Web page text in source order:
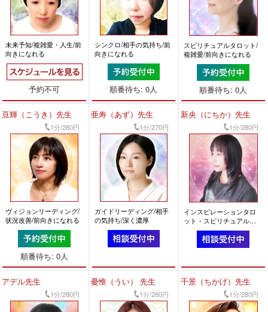
未来予知/複雑愛・人生/前
向きになれる
予約不可
シンクロ/相手の気持ち/前
向きになれる
順番待ち: 0人
スピリチュアルタロット/
複雑愛/前向きになれる
順番待ち: 0人
亘輝（こうき）先生
1分/280円
ヴィジョンリーディング/
状況改善/前向きになれる
順番待ち: 0人
亜寿（あず）先生
1分/270円
ガイドリーディング/相手
の気持ち/深く濃厚
新央（にちか）先生
1分/280円
インスピレーションタロ
ット・スピリチュアルリ
ーディング/本音・資質/前
向きになれる
アデル先生
1分/280円
憂惟（うい） 先生
1分/280円
千景（ちかげ）先生
1分/280円